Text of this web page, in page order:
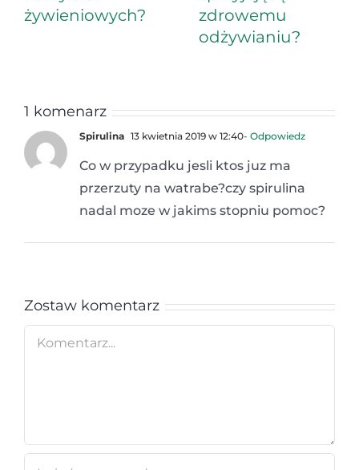
żywieniowych?
zdrowemu
odżywianiu?
1 komenarz
Spirulina 13 kwietnia 2019 w 12:40- Odpowiedz
Co w przypadku jesli ktos juz ma
przerzuty na watrabe?czy spirulina
nadal moze w jakims stopniu pomoc?
Zostaw komentarz
Comment